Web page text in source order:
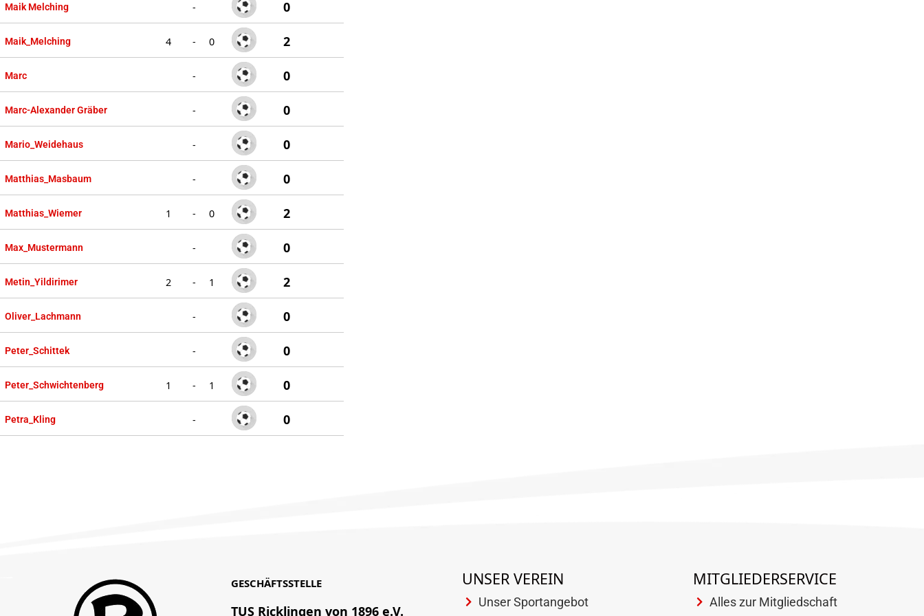
Maik Melching - 0
Maik_Melching 4 - 0 2
Marc - 0
Marc-Alexander Gräber - 0
Mario_Weidehaus - 0
Matthias_Masbaum - 0
Matthias_Wiemer 1 - 0 2
Max_Mustermann - 0
Metin_Yildirimer 2 - 1 2
Oliver_Lachmann - 0
Peter_Schittek - 0
Peter_Schwichtenberg 1 - 1 0
Petra_Kling - 0
GESCHÄFTSSTELLE
TUS Ricklingen von 1896 e.V.
UNSER VEREIN
Unser Sportangebot
MITGLIEDERSERVICE
Alles zur Mitgliedschaft